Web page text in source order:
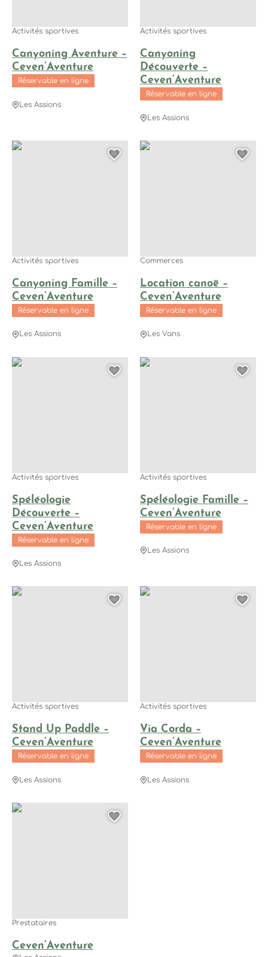
Canyoning Aventure –
Ceven’Aventure
Activités sportives
Réservable en ligne
Les Assions
Canyoning
Découverte –
Ceven’Aventure
Activités sportives
Réservable en ligne
Les Assions
Canyoning Famille –
Ceven’Aventure
Activités sportives
Réservable en ligne
Les Assions
Canyoning Famille – Ceven’Aventure, © VISION'AIR
Ajouter cette page au
Location canoë –
Ceven’Aventure
Commerces
Réservable en ligne
Les Vans
Location canoë –
Spéléologie
Découverte –
Ceven’Aventure
Activités sportives
Réservable en ligne
Les Assions
Spéléologie Découverte – Ceven’Aventure, © Ceven'Aventure
Ajouter cette page au
Spéléologie Famille –
Ceven’Aventure
Activités sportives
Réservable en ligne
Les Assions
Spéléologie Famille –
Stand Up Paddle –
Ceven’Aventure
Activités sportives
Réservable en ligne
Les Assions
Stand Up Paddle – Ceven’Aventure, © Ceven'Aventure
Ajouter cette page au
Via Corda –
Ceven’Aventure
Activités sportives
Réservable en ligne
Les Assions
Via Corda – Ceven’Aventure,
Ceven’Aventure
Prestataires
Ceven’Aventure, © Ceven'Aventure
Ajouter cette page au